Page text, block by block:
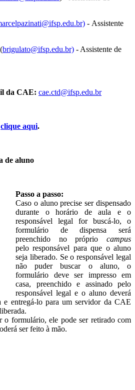
- Assistente
brigulato@ifsp.edu.br) - Assistente de
da CAE: cae.ctd@ifsp.edu.br
clique aqui.
de aluno
Passo a passo:
Caso o aluno precise ser dispensado
durante o horário de aula e o
responsável legal for buscá-lo, o
formulário de dispensa será
preenchido no próprio campus
pelo responsável para que o aluno
seja liberado. Se o responsável legal
não puder buscar o aluno, o
formulário deve ser impresso em
casa, preenchido e assinado pelo
responsável legal e o aluno deverá
e entregá-lo para um servidor da CAE
o formulário, ele pode ser retirado com
ser feito à mão.